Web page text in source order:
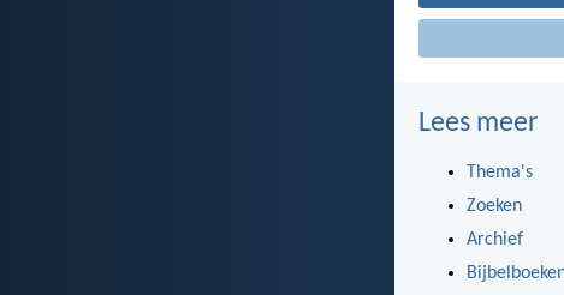
Lees meer
Thema's
Zoeken
Archief